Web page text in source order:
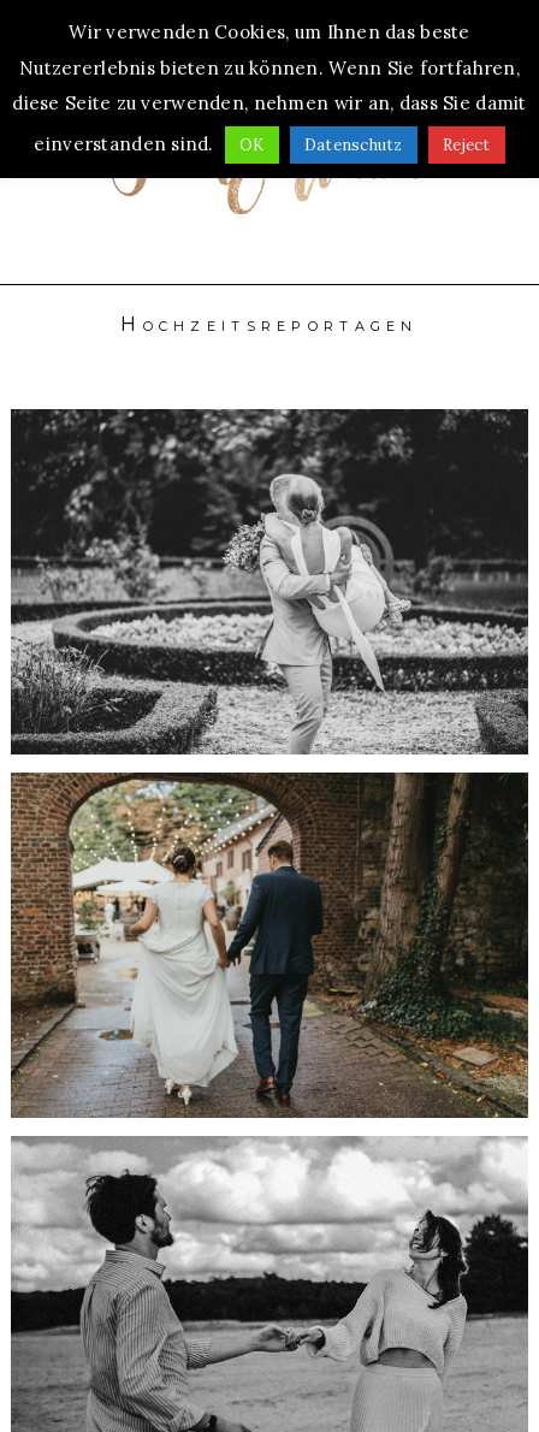
MENU
Hochzeitsreportagen
Standesamtliche
Trauung auf
Schloss
Zweibrüggen
HIER GEHTS WEITER...
Hochzeit im
Scheunentraum
Aachen
HIER GEHTS WEITER...
Alles Neu
macht der
Frühling
HIER GEHTS WEITER...
Wir verwenden Cookies, um Ihnen das beste
Nutzererlebnis bieten zu können. Wenn Sie fortfahren,
diese Seite zu verwenden, nehmen wir an, dass Sie damit
einverstanden sind.
OK Datenschutz Reject